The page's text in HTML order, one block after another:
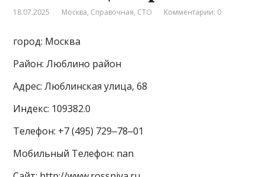
18.07.2025 Москва, Справочная, СТО Комментарии: 0
город: Москва
Район: Люблино район
Адрес: Люблинская улица, 68
Индекс: 109382.0
Телефон: +7 (495) 729‒78‒01
Мобильный Телефон: nan